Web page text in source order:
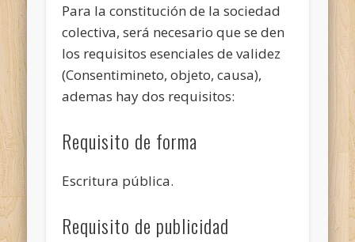
Para la constitución de la sociedad
colectiva, será necesario que se den
los requisitos esenciales de validez
(Consentimineto, objeto, causa),
ademas hay dos requisitos:
Requisito de forma
Escritura pública.
Requisito de publicidad